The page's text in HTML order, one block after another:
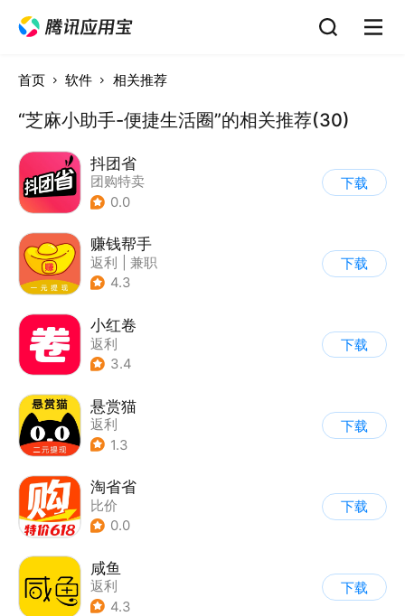
首页 软件 相关推荐
“芝麻小助手-便捷生活圈”的相关推荐(30)
抖团省
团购特卖
0.0
下载
赚钱帮手
返利
兼职
4.3
下载
小红卷
返利
3.4
下载
悬赏猫
返利
1.3
下载
淘省省
比价
0.0
下载
咸鱼
返利
4.3
下载